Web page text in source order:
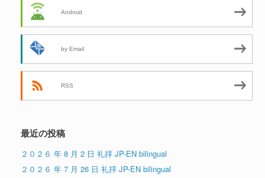
Android
by Email
RSS
最近の投稿
２０２６ 年 8 月 2 日 礼拝 JP-EN bilingual
２０２６ 年 7 月 26 日 礼拝 JP-EN bilingual